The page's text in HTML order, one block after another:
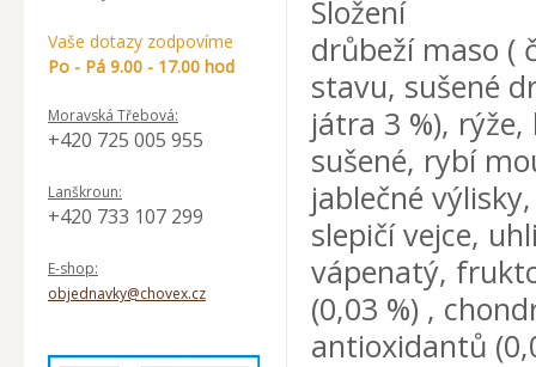
Vaše dotazy zodpovíme
Po - Pá 9.00 - 17.00 hod
Moravská Třebová:
+420 725 005 955
Lanškroun:
+420 733 107 299
E-shop:
objednavky@chovex.cz
Složení
drůbeží maso (
stavu, sušené
játra 3 %),
sušené, rybí
jablečné
slepičí vejce,
vápenatý,
(0,03 %) ,
antioxidantů